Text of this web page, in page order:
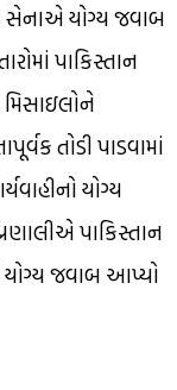
સેનાએ યોગ્ય જવાબ
પાકિસ્તાન
તોડી પાડવામાં
યોગ્ય
પાકિસ્તાન
યોગ્ય જવાબ આપ્યો